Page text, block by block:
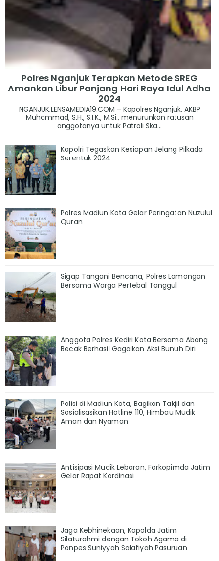
Polres Nganjuk Terapkan Metode SREG
Amankan Libur Panjang Hari Raya Idul Adha
2024
NGANJUK,LENSAMEDIA19.COM – Kapolres Nganjuk, AKBP
Muhammad, S.H., S.I.K., M.Si., menurunkan ratusan
anggotanya untuk Patroli Ska...
Kapolri Tegaskan Kesiapan Jelang Pilkada
Serentak 2024
Polres Madiun Kota Gelar Peringatan Nuzulul
Quran
Sigap Tangani Bencana, Polres Lamongan
Bersama Warga Pertebal Tanggul
Anggota Polres Kediri Kota Bersama Abang
Becak Berhasil Gagalkan Aksi Bunuh Diri
Polisi di Madiun Kota, Bagikan Takjil dan
Sosialisasikan Hotline 110, Himbau Mudik
Aman dan Nyaman
Antisipasi Mudik Lebaran, Forkopimda Jatim
Gelar Rapat Kordinasi
Jaga Kebhinekaan, Kapolda Jatim
Silaturahmi dengan Tokoh Agama di
Ponpes Suniyyah Salafiyah Pasuruan